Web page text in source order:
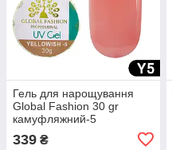
Гель для нарощування
Global Fashion 30 gr
камуфляжний-5
339 ₴